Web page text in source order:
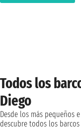
Todos los
Diego
Desde los más pequeños
descubre todos los